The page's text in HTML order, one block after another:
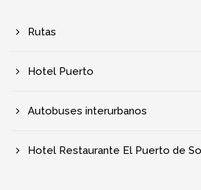
Rutas
Hotel Puerto
Autobuses interurbanos
Hotel Restaurante El Puerto de